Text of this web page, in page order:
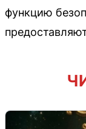
функцию